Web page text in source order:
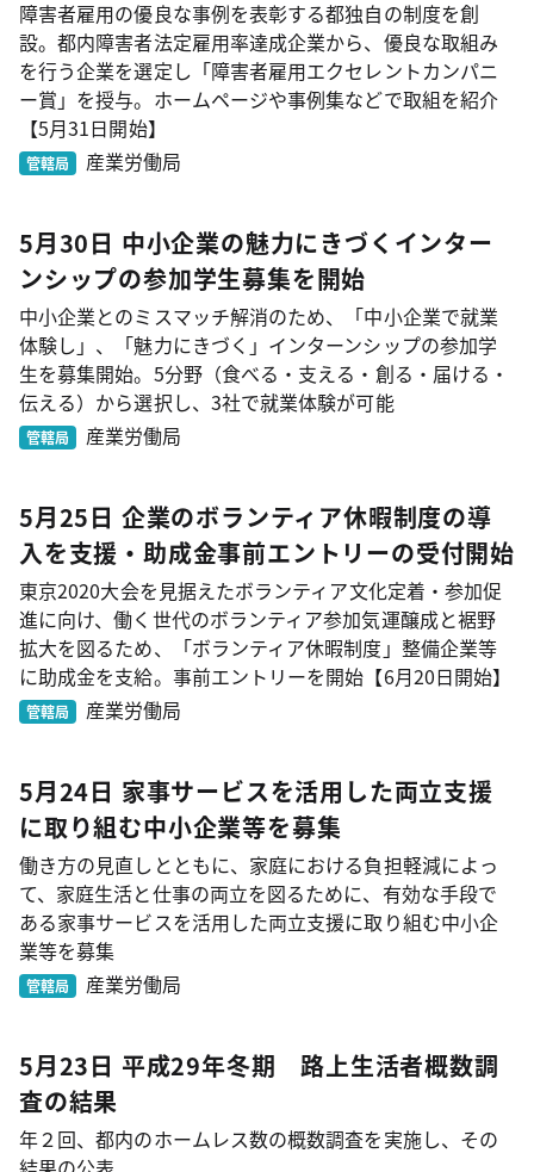
障害者雇用の優良な事例を表彰する都独自の制度を創
設。都内障害者法定雇用率達成企業から、優良な取組み
を行う企業を選定し「障害者雇用エクセレントカンパニ
ー賞」を授与。ホームページや事例集などで取組を紹介
【5月31日開始】
管轄局 産業労働局
5月30日 中小企業の魅力にきづくインター
ンシップの参加学生募集を開始
中小企業とのミスマッチ解消のため、「中小企業で就業
体験し」、「魅力にきづく」インターンシップの参加学
生を募集開始。5分野（食べる・支える・創る・届ける・
伝える）から選択し、3社で就業体験が可能
管轄局 産業労働局
5月25日 企業のボランティア休暇制度の導
入を支援・助成金事前エントリーの受付開始
東京2020大会を見据えたボランティア文化定着・参加促
進に向け、働く世代のボランティア参加気運醸成と裾野
拡大を図るため、「ボランティア休暇制度」整備企業等
に助成金を支給。事前エントリーを開始【6月20日開始】
管轄局 産業労働局
5月24日 家事サービスを活用した両立支援
に取り組む中小企業等を募集
働き方の見直しとともに、家庭における負担軽減によっ
て、家庭生活と仕事の両立を図るために、有効な手段で
ある家事サービスを活用した両立支援に取り組む中小企
業等を募集
管轄局 産業労働局
5月23日 平成29年冬期 路上生活者概数調
査の結果
年２回、都内のホームレス数の概数調査を実施し、その